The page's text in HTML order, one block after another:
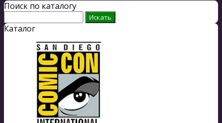
Поиск по каталогу
Каталог